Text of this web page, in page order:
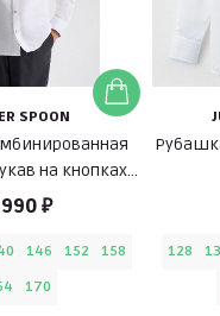
SPOON
на кнопках
(белый)
₽
146 152
158
170
128